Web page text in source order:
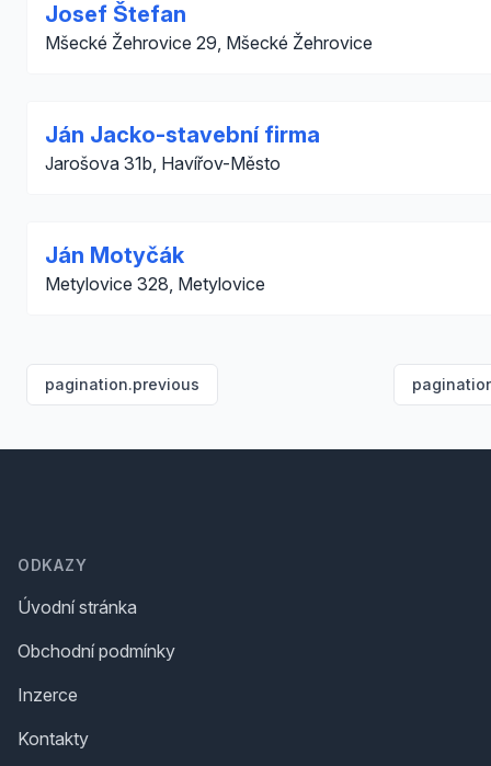
Josef Štefan
Mšecké Žehrovice 29, Mšecké Žehrovice
Ján Jacko-stavební firma
Jarošova 31b, Havířov-Město
Ján Motyčák
Metylovice 328, Metylovice
pagination.previous
ODKAZY
Úvodní stránka
Obchodní podmínky
Inzerce
Kontakty